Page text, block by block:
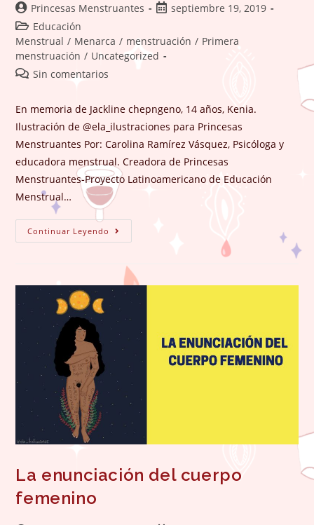
Autor
de
la
entrada:
Princesas Menstruantes
Publicación
la
entrada:
septiembre 19, 2019
Categoría
de
la
entrada:
Educación
Menstrual / Menarca / menstruación / Primera
menstruación / Uncategorized
Comentarios
la
Sin comentarios
En memoria de Jackline chepngeno, 14 años, Kenia.
Ilustración de @ela_ilustraciones para Princesas
Menstruantes Por: Carolina Ramírez Vásquez, Psicóloga y
educadora menstrual. Creadora de Princesas
Menstruantes-Proyecto Latinoamericano de Educación
Menstrual…
Continuar Leyendo NINGUNA
NIÑA
POR
MENSTRUAR
La enunciación del cuerpo
femenino